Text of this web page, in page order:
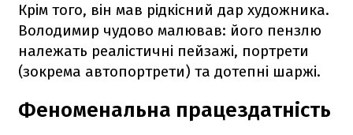
Крім того, він мав рідкісний дар художника.
Володимир чудово малював: його пензлю
належать реалістичні пейзажі, портрети
(зокрема автопортрети) та дотепні шаржі.
Феноменальна працездатність